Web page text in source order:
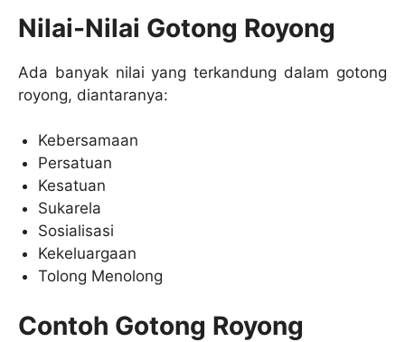
Nilai-Nilai Gotong Royong
Ada banyak nilai yang terkandung dalam gotong
royong, diantaranya:
Kebersamaan
Persatuan
Kesatuan
Sukarela
Sosialisasi
Kekeluargaan
Tolong Menolong
Contoh Gotong Royong